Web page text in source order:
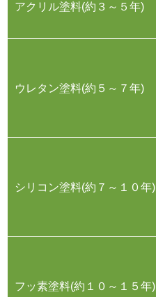
アクリル塗料(約３～５年)
ウレタン塗料(約５～７年)
シリコン塗料(約７～１０年)
フッ素塗料(約１０～１５年)